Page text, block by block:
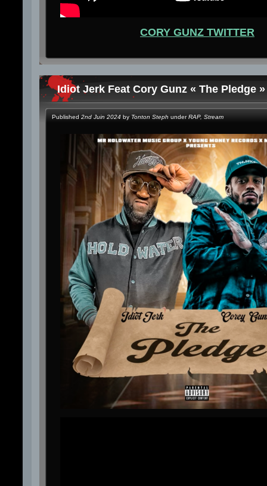
CORY GUNZ TWITTER
Idiot Jerk Feat Cory Gunz « The Pledge
Published 2nd Juin 2024 by Tonton Steph underRAP, Stream